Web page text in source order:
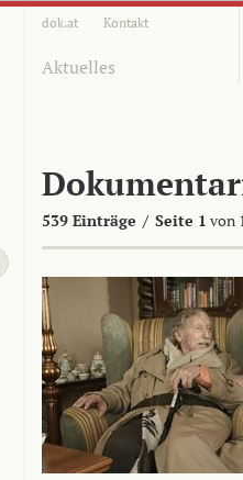
dok.at Kontakt
Aktuelles
539 Einträge / Seite 1 von